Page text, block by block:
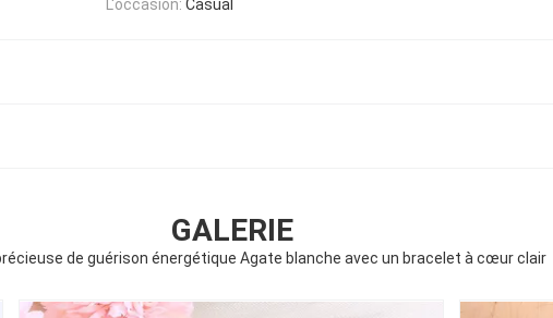
L'occasion: Casual
GALERIE
de guérison énergétique Agate blanche avec un bracelet à cœur clair